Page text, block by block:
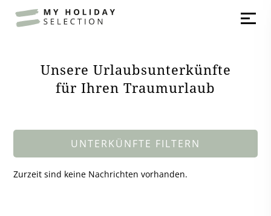
Unsere Urlaubsunterkünfte
für Ihren Traumurlaub
UNTERKÜNFTE FILTERN
Zurzeit sind keine Nachrichten vorhanden.